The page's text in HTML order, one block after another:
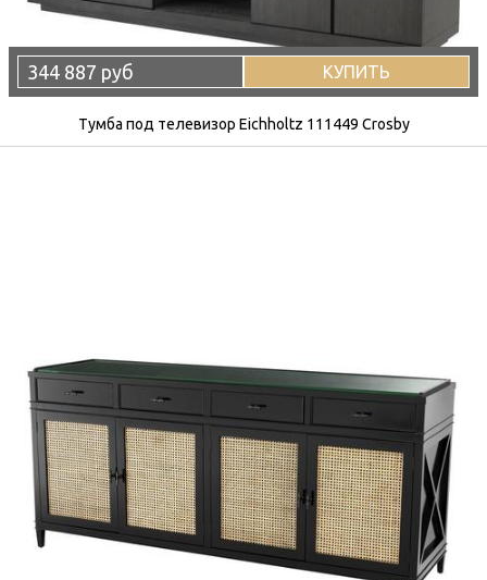
344 887 руб КУПИТЬ
Тумба под телевизор Eichholtz 111449 Crosby